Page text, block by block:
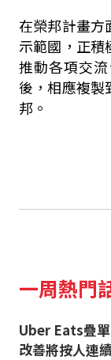
在榮邦計畫方
示範國，正積
推動各項交
後，相應複製
邦。
一周熱門
Uber Eats疊
改善將按人連